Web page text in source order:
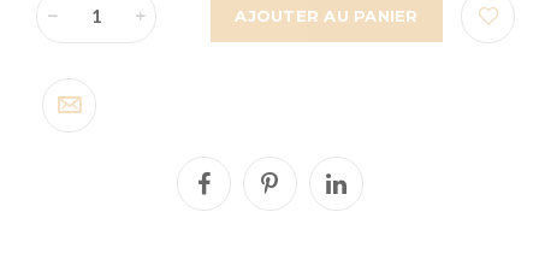
AJOUTER AU PANIER